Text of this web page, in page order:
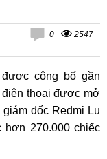
0 2547
công bố gần
điện thoại được mở
đốc Redmi Lu
hơn 270.000 chiếc